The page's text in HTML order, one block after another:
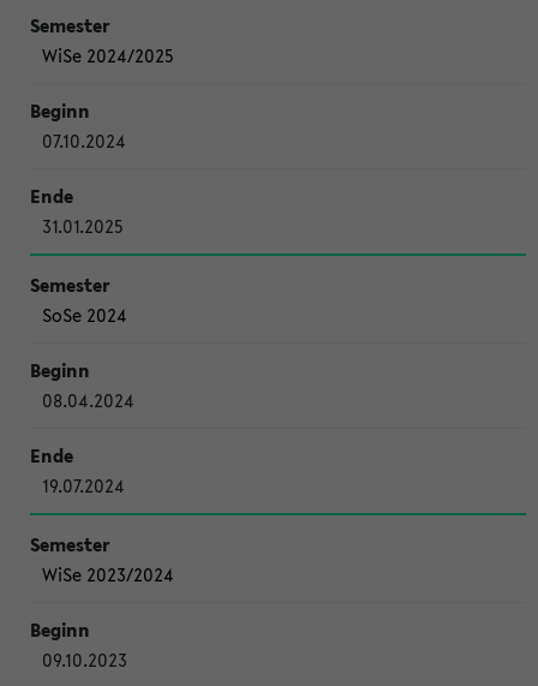
WiSe 2024/2025
07.10.2024
31.01.2025
SoSe 2024
08.04.2024
19.07.2024
WiSe 2023/2024
09.10.2023